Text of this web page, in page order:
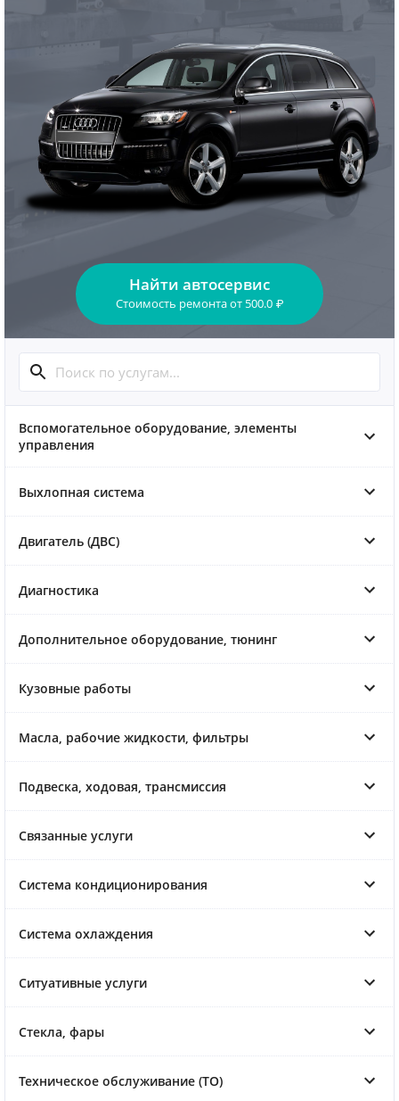
Найти автосервис
Стоимость ремонтаот 500.0 ₽
Вспомогательное оборудование, элементы
управления
Выхлопная система
Двигатель (ДВС)
Диагностика
Дополнительное оборудование, тюнинг
Кузовные работы
Масла, рабочие жидкости, фильтры
Подвеска, ходовая, трансмиссия
Связанные услуги
Система кондиционирования
Система охлаждения
Ситуативные услуги
Стекла, фары
Техническое обслуживание (ТО)